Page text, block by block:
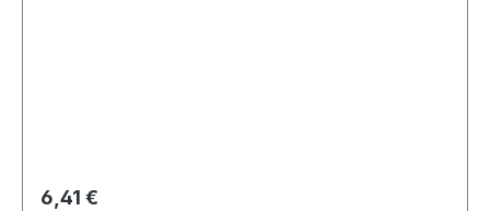
Regulärer Preis:
6,41 €